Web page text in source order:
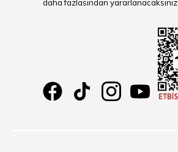
daha fazlasından yararlanacaksınız.